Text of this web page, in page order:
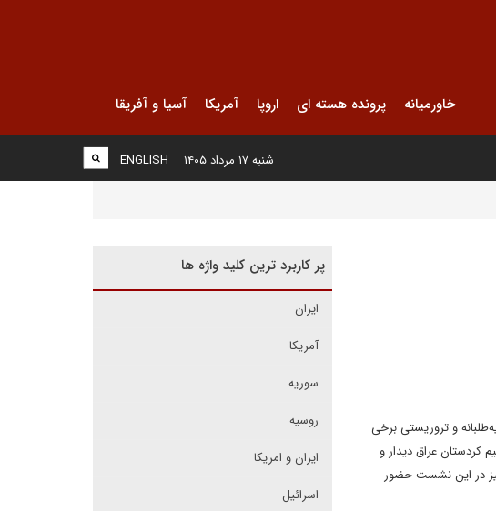
خاورمیانه پرونده هسته ای اروپا آمریکا آسیا و آفریقا
ENGLISH شنبه ۱۷ مرداد ۱۴۰۵
و تروریستی برخی
کردستان عراق دیدار و
نیز در این نشست حضور
پر کاربرد ترین کلید واژه ها
ایران
آمریکا
سوریه
روسیه
ایران و امریکا
اسرائیل